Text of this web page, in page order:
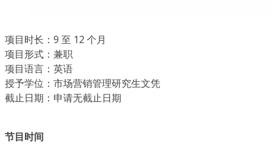
项目时长：9 至 12 个月
项目形式：兼职
项目语言：英语
授予学位：市场营销管理研究生文凭
截止日期：申请无截止日期
节目时间